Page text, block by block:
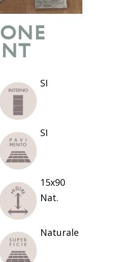
SI
SI
15x90
Nat.
Naturale